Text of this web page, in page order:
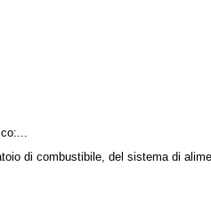
di combustibile, del sistema di